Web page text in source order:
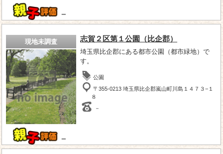
－
現地未調査
－
志賀２区第１公園（比企郡）
埼玉県比企郡にある都市公園（都市緑地）で
す。
公園
〒355-0213 埼玉県比企郡嵐山町川島１４７３−１
８
－